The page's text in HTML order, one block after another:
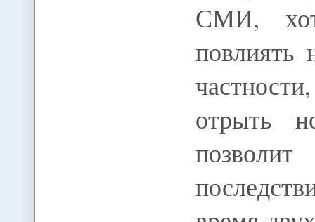
СМИ,
повлиять
отрыть